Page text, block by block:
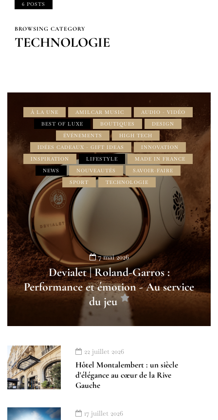
6 POSTS
BROWSING CATEGORY
TECHNOLOGIE
À LA UNE AMILCAR MUSIC
AUDIO - VIDÉO
BEST OF LUXE
BOUTIQUES
DESIGN
ÉVÉNEMENTS
HIGH TECH
IDÉES CADEAUX - GIFT IDEAS
INNOVATION
INSPIRATION
LIFESTYLE
MADE IN FRANCE
NEWS
NOUVEAUTÉS
SAVOIR-FAIRE
SPORT
TECHNOLOGIE
7 mai 2026
Devialet | Roland-Garros :
Performance et émotion - Au service
du jeu
22 juillet 2026
Hôtel Montalembert : un siècle
d'élégance au cœur de la Rive
Gauche
17 juillet 2026